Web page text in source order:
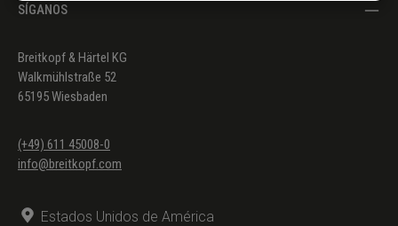
SÍGANOS
Breitkopf & Härtel KG
Walkmühlstraße 52
65195 Wiesbaden
(+49) 611 45008-0
info@breitkopf.com
Estados Unidos de América